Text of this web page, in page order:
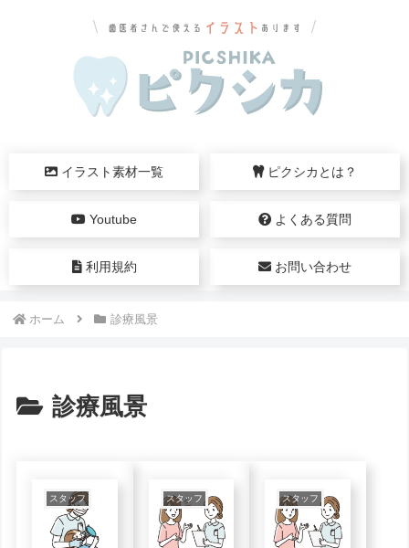
イラスト素材一覧 ピクシカとは？
Youtube よくある質問
利用規約 お問い合わせ
ホーム 診療風景
診療風景
スタッフ スタッフ スタッフ